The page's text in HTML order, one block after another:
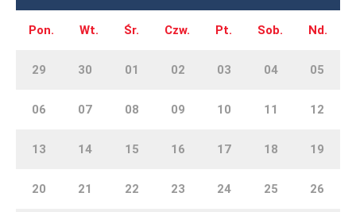
Pon. Wt. Śr. Czw. Pt. Sob. Nd.
29 30 01 02 03 04 05
06 07 08 09 10 11 12
13 14 15 16 17 18 19
20 21 22 23 24 25 26